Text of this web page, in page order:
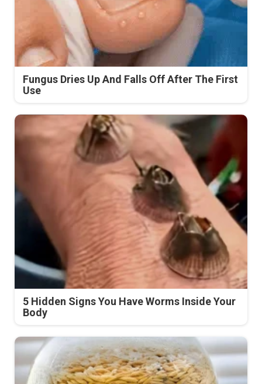
Fungus Dries Up And Falls Off After The First
Use
5 Hidden Signs You Have Worms Inside Your
Body